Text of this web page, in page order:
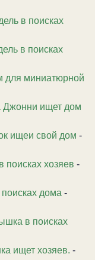
в поисках
в поисках
для миниатюрной
Джонни ищет дом
ищеи свой дом -
поисках хозяев -
дома -
в поисках
ищет хозяев. -